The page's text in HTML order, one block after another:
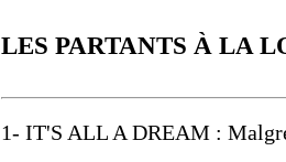
LES PARTANTS À LA
1- IT'S ALL A DREAM :